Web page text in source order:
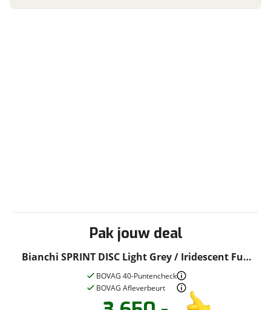
Pak jouw deal
Bianchi SPRINT DISC Light Grey / Iridescent Full
G 55cm 2026
BOVAG 40-Puntencheck
BOVAG Afleverbeurt